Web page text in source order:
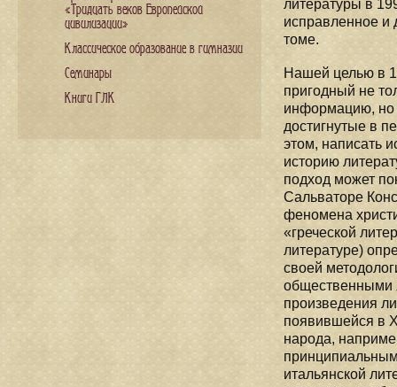
литературы в
исправленное
томе.
Нашей целью в
пригодный не
информацию, но
достигнутые в
этом, написать
историю
подход может
Сальваторе
феномена
«греческой
литературе)
своей
общественными
произведения
появившейся в
народа,
итальянской
«Тридцать веков Европейской
цивилизации»
Классическое образование в гимназии
Семинары
Книги ГЛК